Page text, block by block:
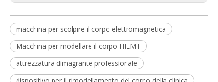
macchina per scolpire il corpo elettromagnetica
Macchina per modellare il corpo HIEMT
attrezzatura dimagrante professionale